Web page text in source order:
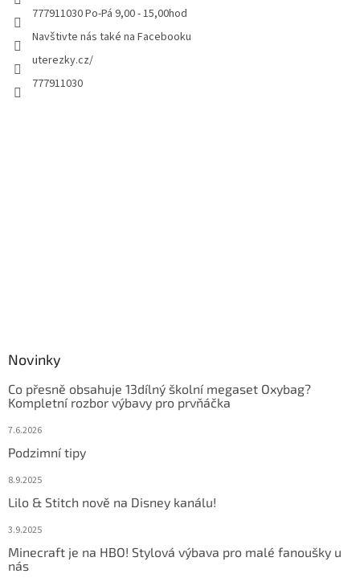
777911030 Po-Pá 9,00 - 15,00hod
Navštivte nás také na Facebooku
uterezky.cz/
777911030
Novinky
Co přesně obsahuje 13dílný školní megaset Oxybag?
Kompletní rozbor výbavy pro prvňáčka
7.6.2026
Podzimní tipy
8.9.2025
Lilo & Stitch nově na Disney kanálu!
3.9.2025
Minecraft je na HBO! Stylová výbava pro malé fanoušky u
nás